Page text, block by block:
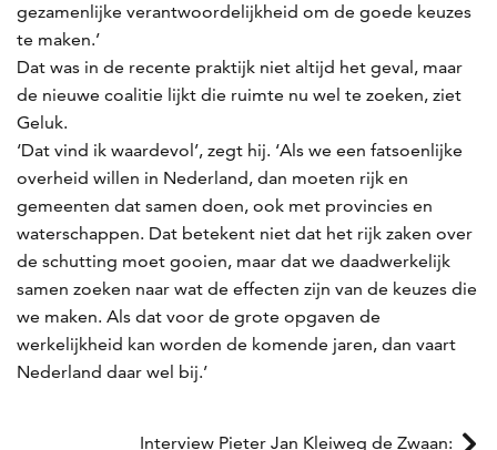
gezamenlijke verantwoordelijkheid om de goede keuzes
te maken.’
Dat was in de recente praktijk niet altijd het geval, maar
de nieuwe coalitie lijkt die ruimte nu wel te zoeken, ziet
Geluk.
‘Dat vind ik waardevol’, zegt hij. ‘Als we een fatsoenlijke
overheid willen in Nederland, dan moeten rijk en
gemeenten dat samen doen, ook met provincies en
waterschappen. Dat betekent niet dat het rijk zaken over
de schutting moet gooien, maar dat we daadwerkelijk
samen zoeken naar wat de effecten zijn van de keuzes die
we maken. Als dat voor de grote opgaven de
werkelijkheid kan worden de ­komende jaren, dan vaart
Nederland daar wel bij.’
Interview Pieter Jan Kleiweg de Zwaan: